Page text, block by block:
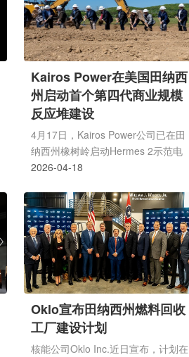
Kairos Power在美国田纳西
州启动首个第四代商业规模
反应堆建设
4月17日，Kairos Power公司已在田
纳西州橡树岭启动Hermes 2示范电
站建设。这是该公司首个商业规模反
(NRC)建设许可的第四代(Gen IV)发
电反应堆。Hermes 2反应堆借鉴了
同一园区内正在建设的低功率
Hermes 1反应堆经验，将成为
Kairos Power公司KP - FHR系列首
座氟化物盐冷却高温动力反应堆。该
反应堆采用TRISO燃料和熔融氟化
物盐，旨在简化设计、降低建设成本
并提升固有安全性。此项目是Kairos
Power公司全规...
2026-04-18
Oklo宣布田纳西州燃料回收
工厂建设计划
核能公司Oklo Inc.近日宣布，计划在